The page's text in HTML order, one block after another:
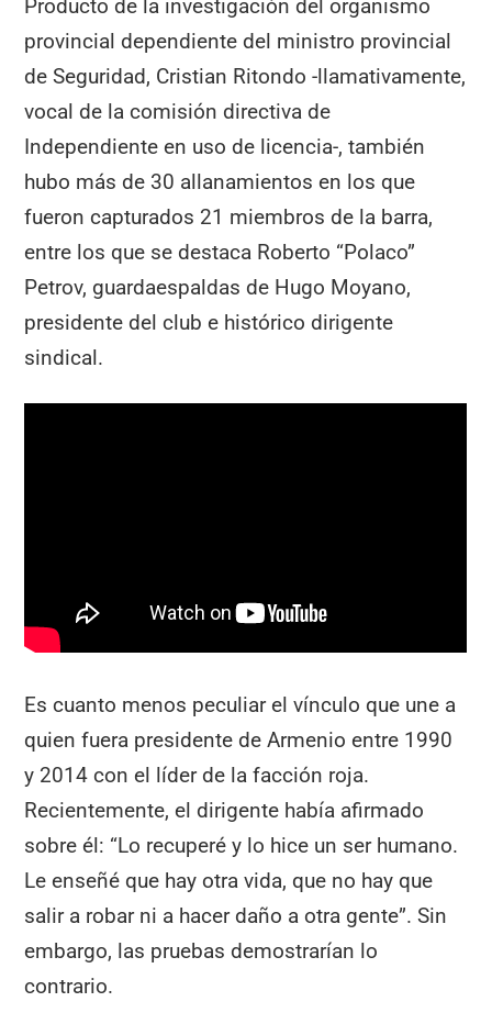
Producto de la investigación del organismo
provincial dependiente del ministro provincial
de Seguridad, Cristian Ritondo -llamativamente,
vocal de la comisión directiva de
Independiente en uso de licencia-, también
hubo más de 30 allanamientos en los que
fueron capturados 21 miembros de la barra,
entre los que se destaca Roberto “Polaco”
Petrov, guardaespaldas de Hugo Moyano,
presidente del club e histórico dirigente
sindical.
Es cuanto menos peculiar el vínculo que une a
quien fuera presidente de Armenio entre 1990
y 2014 con el líder de la facción roja.
Recientemente, el dirigente había afirmado
sobre él: “Lo recuperé y lo hice un ser humano.
Le enseñé que hay otra vida, que no hay que
salir a robar ni a hacer daño a otra gente”. Sin
embargo, las pruebas demostrarían lo
contrario.